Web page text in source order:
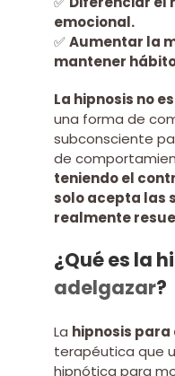
emocional.
✅Aumentar la
mantener
La hipnosis no
una forma de
subconsciente
de
teniendo el
solo acepta las
realmente
¿Qué es la
adelgazar?
La hipnosis
terapéutica que
hipnótica para